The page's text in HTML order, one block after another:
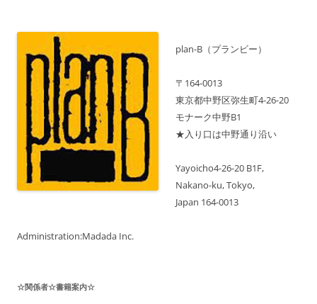
ン
録
月
先
の
ュ
ー
も
表
plan-B（プランビー）
〒164-0013
東京都中野区弥生町4-26-20
モナーク中野B1
★入り口は中野通り沿い
Yayoicho4-26-20 B1F,
Nakano-ku, Tokyo,
Japan 164-0013
Administration:Madada Inc.
☆関係者☆書籍案内☆